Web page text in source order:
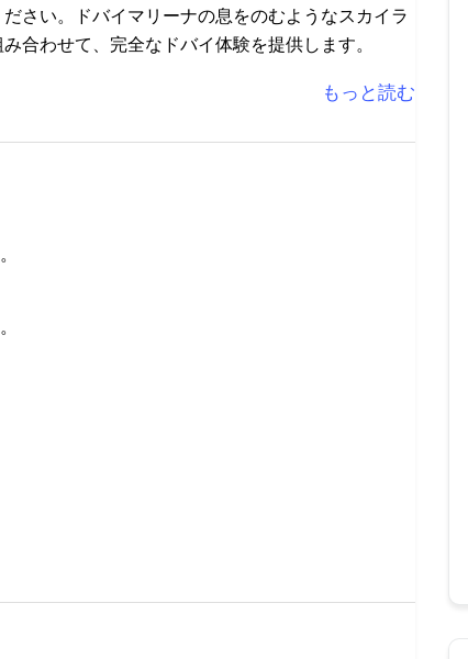
さい。ドバイマリーナの息をのむようなスカイラ
合わせて、完全なドバイ体験を提供します。
もっと読む